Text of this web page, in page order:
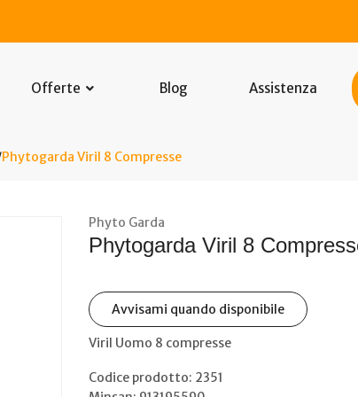
Offerte Blog Assistenza
Phytogarda Viril 8 Compresse
Phyto Garda
Phytogarda Viril 8
Avvisami quando disponibile
Viril Uomo 8 compresse
Codice prodotto: 2351